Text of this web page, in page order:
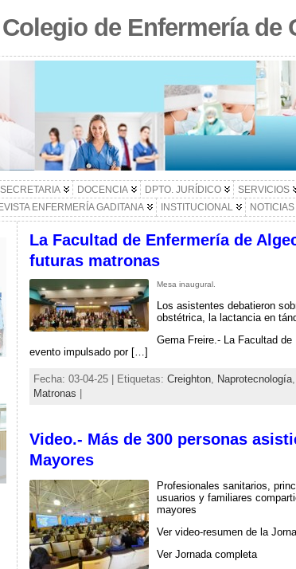
de Enfermería de
SECRETARIA DOCENCIA DPTO. JURÍDICO SERVICIOS
ENFERMERÍA GADITANA INSTITUCIONAL NOTICIAS
La Facultad de Enfermería de
futuras matronas
Mesa inaugural.
Los asistentes debatieron
obstétrica, la lactancia en
Gema Freire.- La Facultad
evento impulsado por […]
Fecha: 03-04-25 | Etiquetas: Creighton, Naprotecnología,
Matronas |
Video.- Más de 300 personas
Mayores
Profesionales sanitarios,
usuarios y familiares
mayores
Ver video-resumen de la
Ver Jornada completa